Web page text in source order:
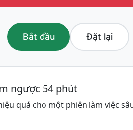
Bắt đầu Đặt lại
ngược 54 phút
quả cho một phiên làm việc